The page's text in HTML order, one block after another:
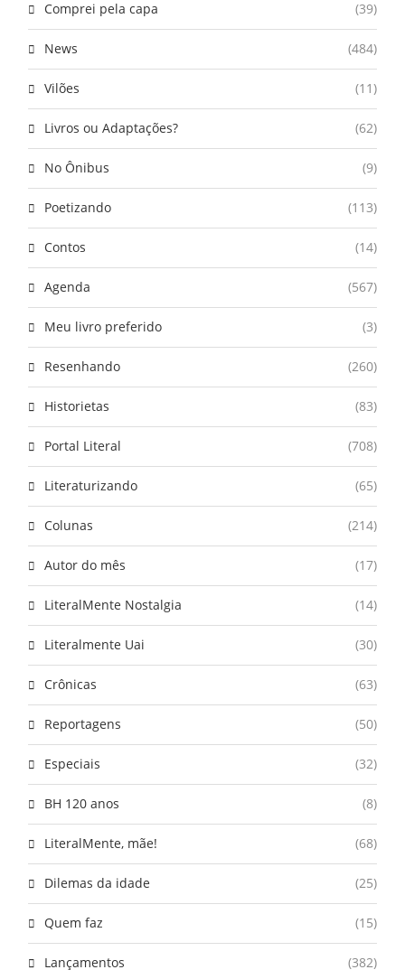
Comprei pela capa (39)
News (484)
Vilões (11)
Livros ou Adaptações? (62)
No Ônibus (9)
Poetizando (113)
Contos (14)
Agenda (567)
Meu livro preferido (3)
Resenhando (260)
Historietas (83)
Portal Literal (708)
Literaturizando (65)
Colunas (214)
Autor do mês (17)
LiteralMente Nostalgia (14)
Literalmente Uai (30)
Crônicas (63)
Reportagens (50)
Especiais (32)
BH 120 anos (8)
LiteralMente, mãe! (68)
Dilemas da idade (25)
Quem faz (15)
Lançamentos (382)